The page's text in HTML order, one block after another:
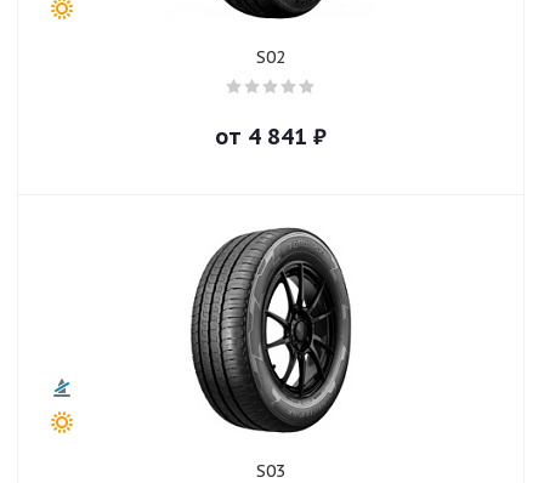
S02
от 4 841 ₽
S03